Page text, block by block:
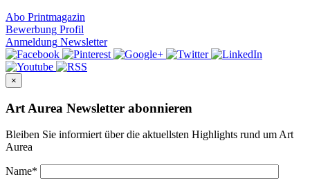
Abo Printmagazin
Bewerbung Profil
Anmeldung Newsletter
×
Art Aurea Newsletter abonnieren
Bleiben Sie informiert über die aktuellsten Highlights rund um Art
Aurea
Name*